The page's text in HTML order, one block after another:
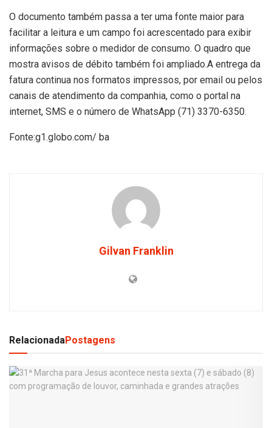
O documento também passa a ter uma fonte maior para
facilitar a leitura e um campo foi acrescentado para exibir
informações sobre o medidor de consumo. O quadro que
mostra avisos de débito também foi ampliado.A entrega da
fatura continua nos formatos impressos, por email ou pelos
canais de atendimento da companhia, como o portal na
internet, SMS e o número de WhatsApp (71) 3370-6350.
Fonte:g1.globo.com/ ba
Gilvan Franklin
RelacionadaPostagens